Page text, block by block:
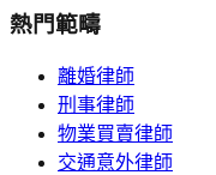
熱門範疇
離婚律師
刑事律師
物業買賣律師
交通意外律師